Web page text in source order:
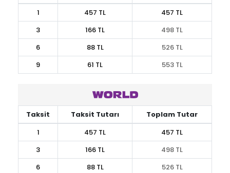
1
457 TL
457 TL
3
166 TL
498 TL
6
88 TL
526 TL
9
61 TL 553 TL
Taksit Taksit Tutarı
Toplam Tutar
1
457 TL
457 TL
3
166 TL
498 TL
6
88 TL
526 TL